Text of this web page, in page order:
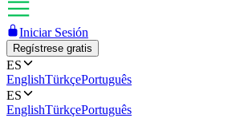
Iniciar Sesión
Regístrese gratis
ES
EnglishTürkçePortuguês
ES
EnglishTürkçePortuguês